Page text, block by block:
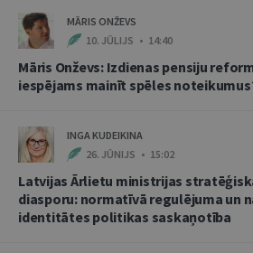
MĀRIS ONŽEVS
10. JŪLIJS • 14:40
Māris Onževs: Izdienas pensiju
iespējams mainīt spēles
INGA KUDEIKINA
26. JŪNIJS • 15:02
Latvijas Ārlietu ministrijas
diasporu: normatīvā regulējuma un
identitātes politikas saskaņotība